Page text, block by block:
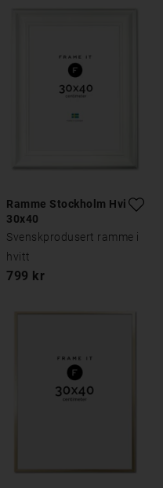
Ramme Stockholm Hvit
30x40
Svenskprodusert ramme i
hvitt
799 kr